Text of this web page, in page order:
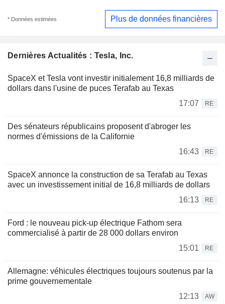
Dernières Actualités : Tesla, Inc.
SpaceX et Tesla vont investir initialement 16,8 milliards de
dollars dans l'usine de puces Terafab au Texas
17:07
RE
Des sénateurs républicains proposent d'abroger les
normes d'émissions de la Californie
16:43
RE
SpaceX annonce la construction de sa Terafab au Texas
avec un investissement initial de 16,8 milliards de dollars
16:13
RE
Ford : le nouveau pick-up électrique Fathom sera
commercialisé à partir de 28 000 dollars environ
15:01
RE
Allemagne: véhicules électriques toujours soutenus par la
prime gouvernementale
12:13
AW
* Données estimées Plus de données financières